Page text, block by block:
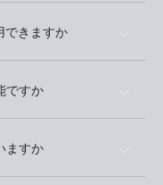
できますか
ですか
ますか